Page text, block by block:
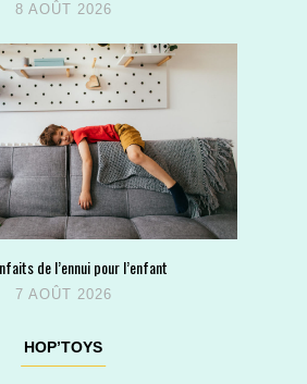
8 AOÛT 2026
de l’ennui pour l’enfant
7 AOÛT 2026
HOP’TOYS